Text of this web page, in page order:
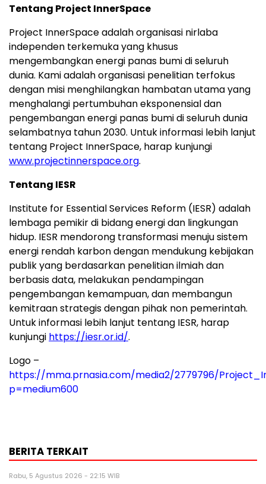
Tentang Project InnerSpace
Project InnerSpace adalah organisasi nirlaba
independen terkemuka yang khusus
mengembangkan energi panas bumi di seluruh
dunia. Kami adalah organisasi penelitian terfokus
dengan misi menghilangkan hambatan utama yang
menghalangi pertumbuhan eksponensial dan
pengembangan energi panas bumi di seluruh dunia
selambatnya tahun 2030. Untuk informasi lebih lanjut
tentang Project InnerSpace, harap kunjungi
www.projectinnerspace.org.
Tentang IESR
Institute for Essential Services Reform (IESR) adalah
lembaga pemikir di bidang energi dan lingkungan
hidup. IESR mendorong transformasi menuju sistem
energi rendah karbon dengan mendukung kebijakan
publik yang berdasarkan penelitian ilmiah dan
berbasis data, melakukan pendampingan
pengembangan kemampuan, dan membangun
kemitraan strategis dengan pihak non pemerintah.
Untuk informasi lebih lanjut tentang IESR, harap
kunjungi https://iesr.or.id/.
Logo –
https://mma.prnasia.com/media2/2779796/
p=medium600
BERITA TERKAIT
Rabu, 5 Agustus 2026 - 22:15 WIB